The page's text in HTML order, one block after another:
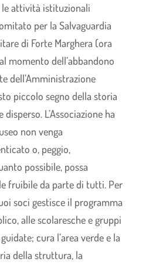
attività istituzionali
per la Salvaguardia
di Forte Marghera (ora
momento dell’abbandono
dell’Amministrazione
piccolo segno della storia
L’Associazione ha
non venga
o, peggio,
possibile, possa
fruibile da parte di tutti. Per
soci gestisce il programma
alle scolaresche e gruppi
cura l’area verde e la
della struttura, la